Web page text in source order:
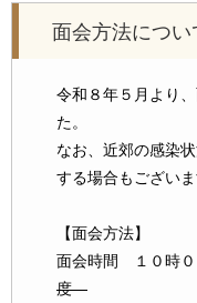
面会方法につい
令和８年５月より
た。
なお、近郊の感染
する場合もござい
【面会方法】
面会時間 １０時
度